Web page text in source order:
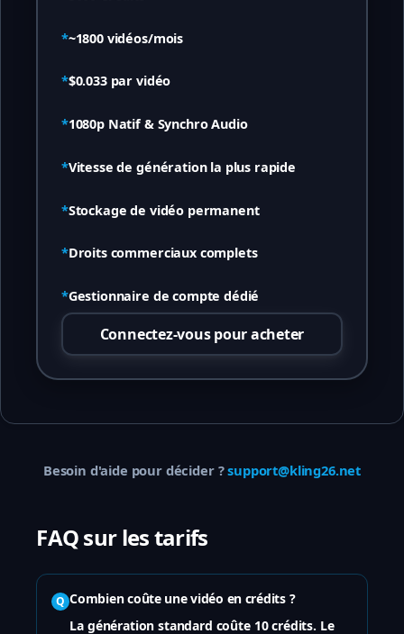
*~1800 vidéos/mois
*$0.033 par vidéo
*1080p Natif & Synchro Audio
*Vitesse de génération la plus rapide
*Stockage de vidéo permanent
*Droits commerciaux complets
*Gestionnaire de compte dédié
Connectez-vous pour acheter
Besoin d'aide pour décider ?support@kling26.net
FAQ sur les tarifs
Q Combien coûte une vidéo en crédits ?
La génération standard coûte 10 crédits. Le